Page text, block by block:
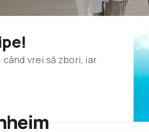
vrei să zbori, iar